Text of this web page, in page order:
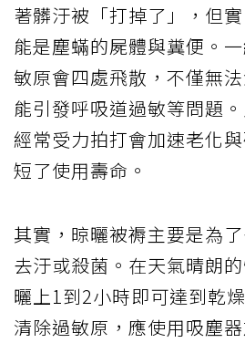
著髒汙被「打掉了」，但
能是塵蟎的屍體與糞便。
敏原會四處飛散，不僅無
能引發呼吸道過敏等問題
經常受力拍打會加速老化
短了使用壽命。
其實，晾曬被褥主要是為
去汙或殺菌。在天氣晴朗
曬上1到2小時即可達到乾
清除過敏原，應使用吸塵